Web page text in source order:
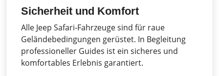
Sicherheit und Komfort
Alle Jeep Safari-Fahrzeuge sind für raue
Geländebedingungen gerüstet. In Begleitung
professioneller Guides ist ein sicheres und
komfortables Erlebnis garantiert.